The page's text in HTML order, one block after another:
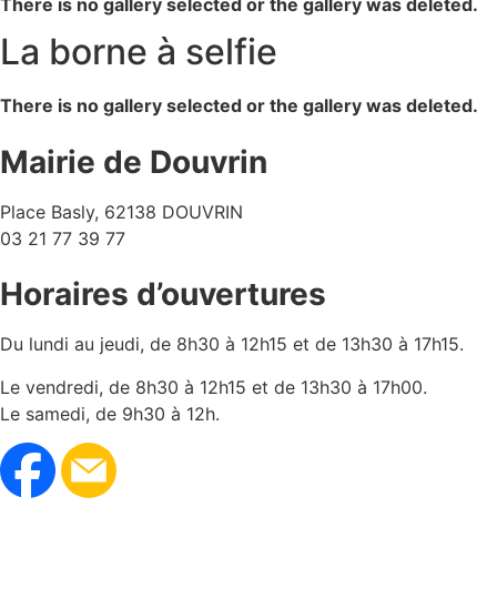
There is no gallery selected or the gallery was deleted.
La borne à selfie
There is no gallery selected or the gallery was deleted.
Mairie de Douvrin
Place Basly, 62138 DOUVRIN
03 21 77 39 77
Horaires d’ouvertures
Du lundi au jeudi, de 8h30 à 12h15 et de 13h30 à 17h15.
Le vendredi, de 8h30 à 12h15 et de 13h30 à 17h00.
Le samedi, de 9h30 à 12h.